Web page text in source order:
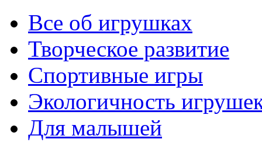
Все об игрушках
Творческое развитие
Спортивные игры
Экологичность
Для малышей